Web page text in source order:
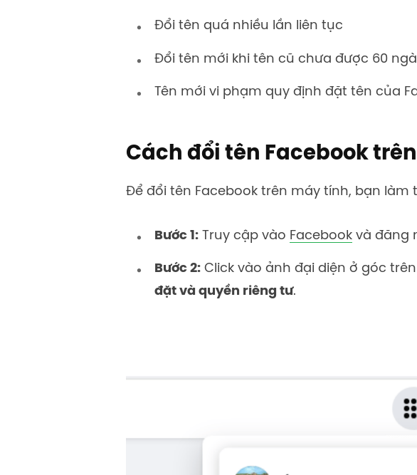
Đổi tên quá nhiều lần liên tục
Đổi tên mới khi tên cũ chưa được 60
Tên mới vi phạm quy định đặt tên của
Cách đổi tên Facebook
Để đổi tên Facebook trên máy tính, bạn làm
Bước 1: Truy cập vào Facebook và đăng
Bước 2: Click vào ảnh đại diện ở góc
đặt và quyền riêng tư.